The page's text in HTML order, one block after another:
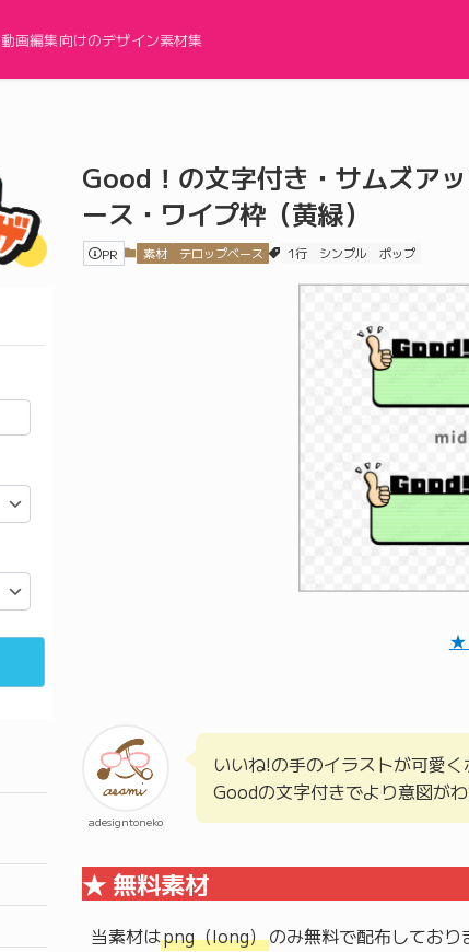
動画編集向けのデザイン素材集
Good！の文字付き・サムズア
ース・ワイプ枠（黄緑）
PR 素材 テロップベース 1行 シンプル ポップ
★
adesigntoneko
いいね!の手のイラストが可愛く
Goodの文字付きでより意図が
★ 無料素材
当素材はpng（long）